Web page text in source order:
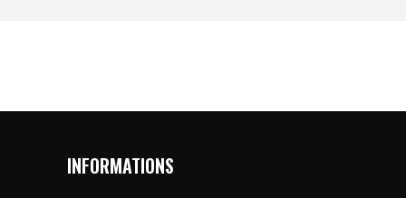
INFORMATIONS